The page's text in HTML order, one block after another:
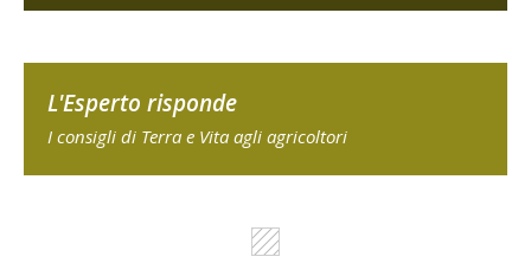
L'Esperto risponde
I consigli di Terra e Vita agli agricoltori